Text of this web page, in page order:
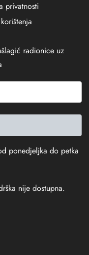
privatnosti
radionice uz
ponedjeljka do petka
nije dostupna.